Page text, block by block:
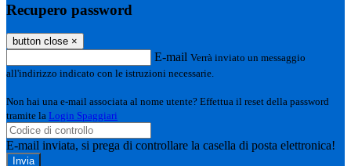
Recupero password
button close ×
E-mail Verrà inviato un messaggio
all'indirizzo indicato con le istruzioni necessarie.
Non hai una e-mail associata al nome utente? Effettua il reset della password
tramite la Login Spaggiari
E-mail inviata, si prega di controllare la casella di posta elettronica!